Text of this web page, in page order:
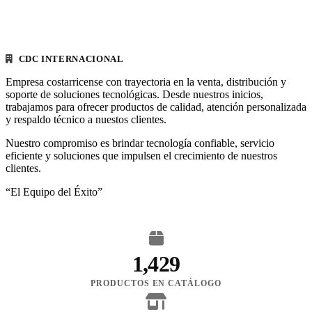
CDC INTERNACIONAL
Empresa costarricense con trayectoria en la venta, distribución y
soporte de soluciones tecnológicas. Desde nuestros inicios,
trabajamos para ofrecer productos de calidad, atención personalizada
y respaldo técnico a nuestos clientes.
Nuestro compromiso es brindar tecnología confiable, servicio
eficiente y soluciones que impulsen el crecimiento de nuestros
clientes.
“El Equipo del Éxito”
1,429
PRODUCTOS EN CATÁLOGO